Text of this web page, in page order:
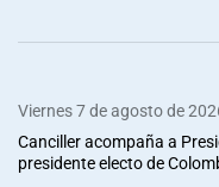
Viernes 7 de agosto de
Canciller acompaña a
presidente electo de